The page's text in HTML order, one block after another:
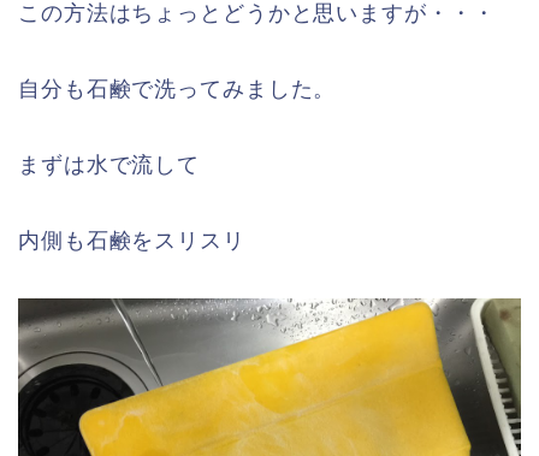
この方法はちょっとどうかと思いますが・・・
自分も石鹸で洗ってみました。
まずは水で流して
内側も石鹸をスリスリ